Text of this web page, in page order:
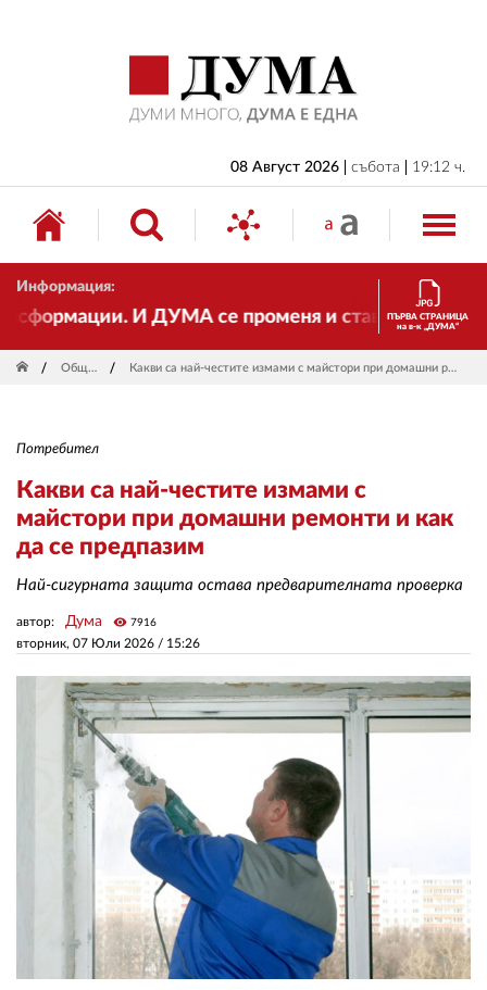
08 Август 2026 събота 19:12 ч.
Информация:
И ДУМА се променя и става
ПЪРВА СТРАНИЦА
на в-к „ДУМА“
Общество Какви са най-честите измами с майстори при домашни ремонти и как да се предпазим
Потребител
Какви са най-честите измами с
майстори при домашни ремонти и как
да се предпазим
Най-сигурната защита остава предварителната проверка
вторник, 07 Юли 2026 / 15:26
автор: Дума visibility 7916
БЪЛГАРИЯ
ИКОНОМИКА
ИЗБОРИ
СВЯТ
АВТОРИ
КОНТАКТИ
РЕКЛАМА
АБОНАМЕНТ
УСЛОВИЯ ЗА ПОЛЗВАНЕ
ПОЛИТИКА ЗА БИСКВИТКИТЕ
ПОЛИТИКАТА ЗА
ПОВЕРИТЕЛНОСТ
02 975 20 35